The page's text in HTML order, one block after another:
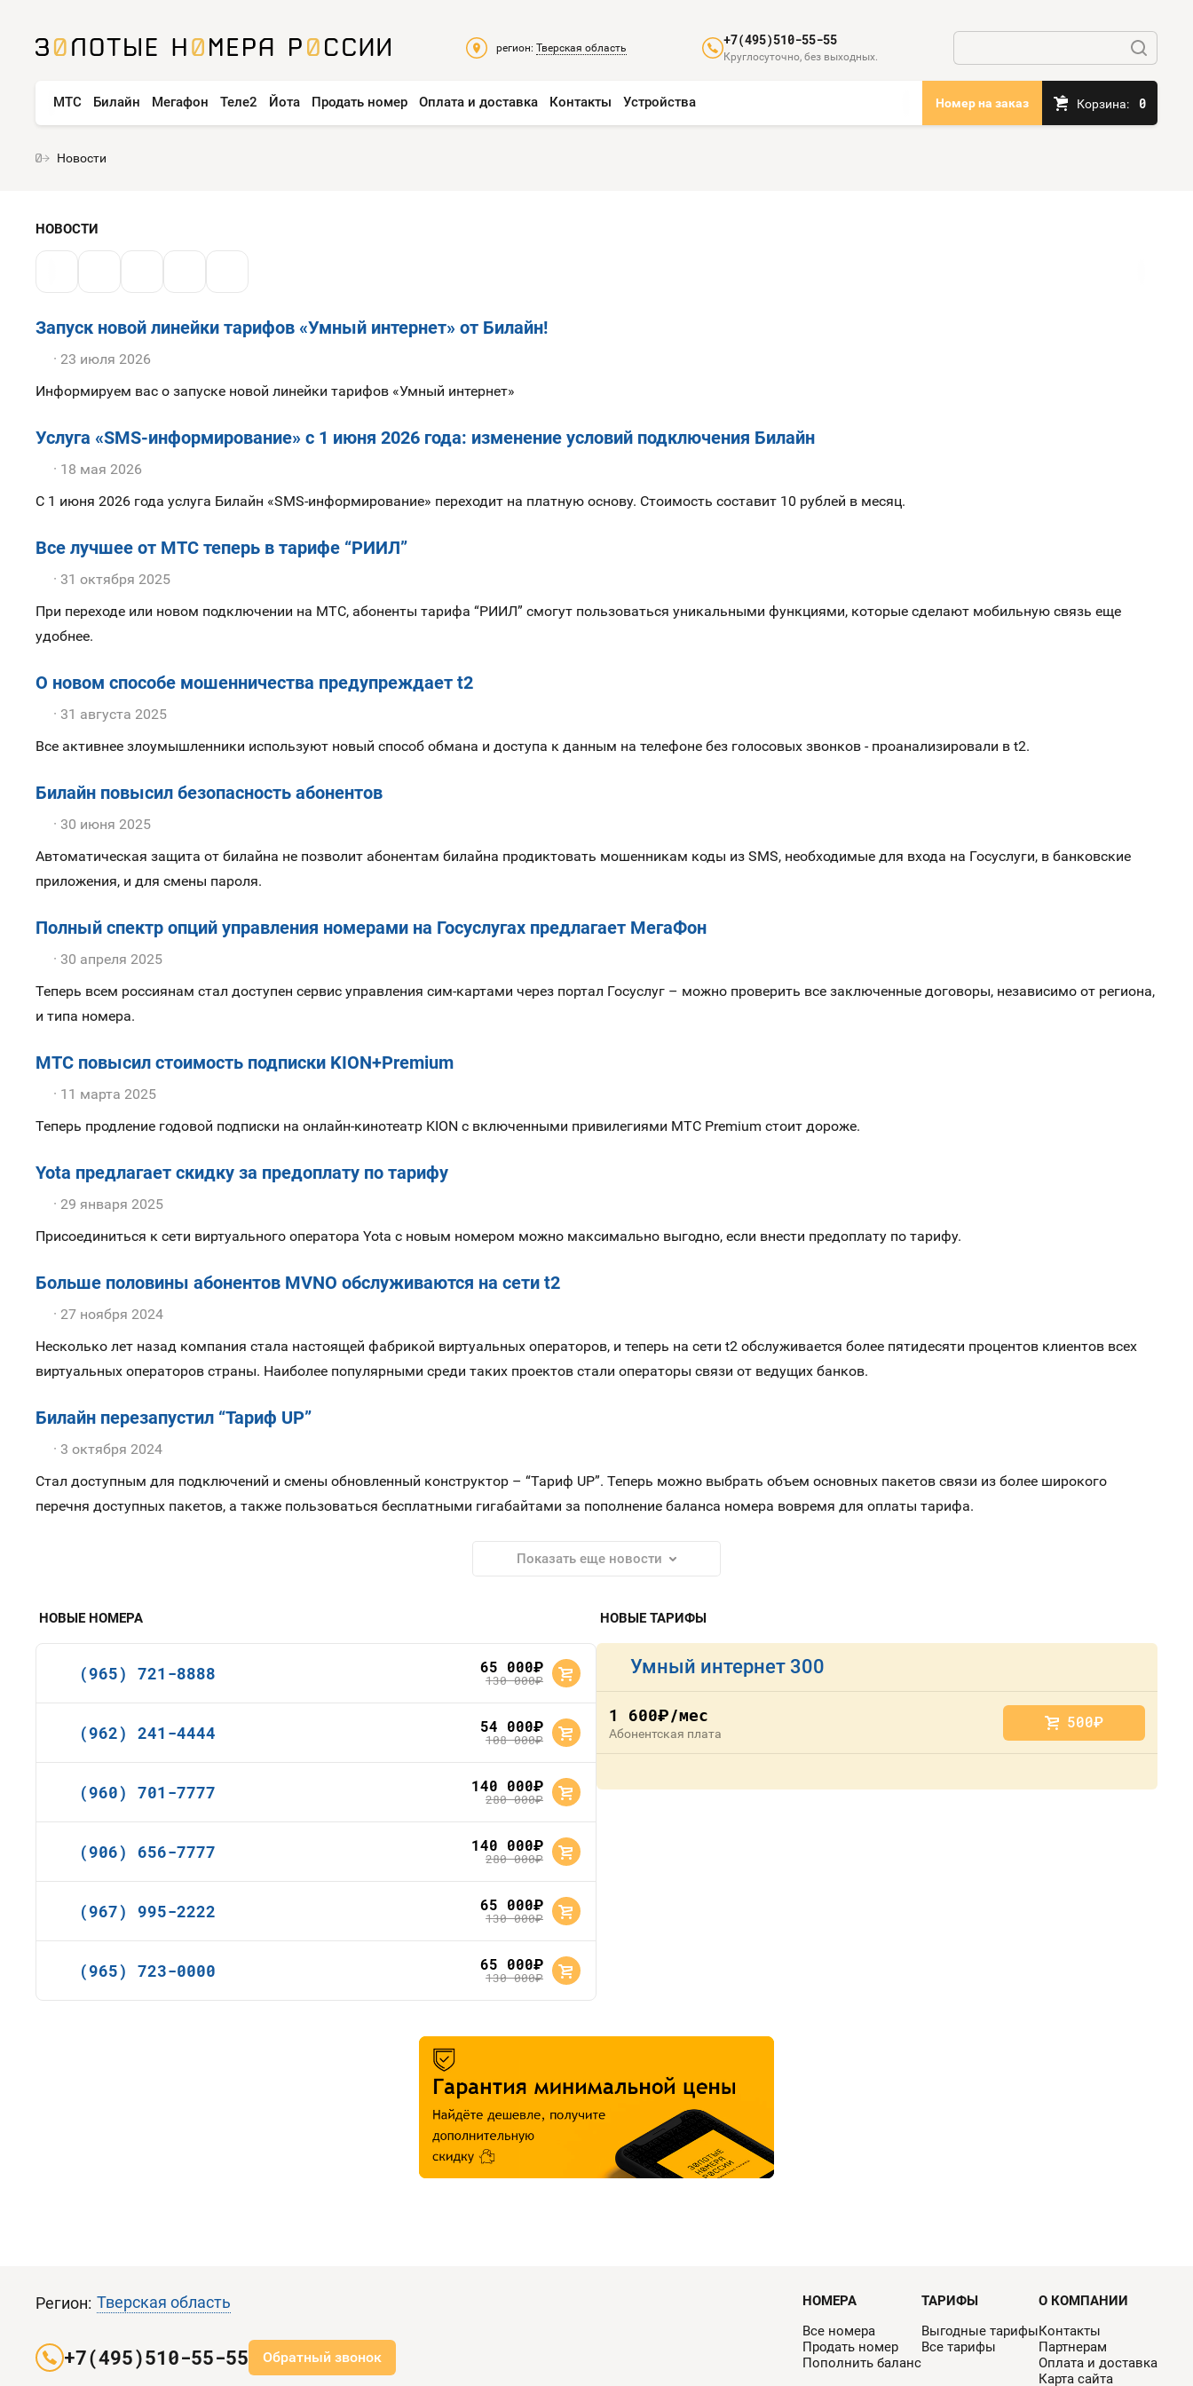
регион: Тверская область +7(495)510-55-55
Круглосуточно, без выходных.
МТС Билайн Мегафон Теле2 Йота Продать номер Оплата и доставка Контакты Устройства Номер на заказ Корзина: 0
Новости
НОВОСТИ
Запуск новой линейки тарифов «Умный интернет» от Билайн!
23 июля 2026
Информируем вас о запуске новой линейки тарифов «Умный интернет»
Услуга «SMS-информирование» с 1 июня 2026 года: изменение условий подключения Билайн
18 мая 2026
С 1 июня 2026 года услуга Билайн «SMS-информирование» переходит на платную основу. Стоимость составит 10 рублей в месяц.
Все лучшее от МТС теперь в тарифе “РИИЛ”
31 октября 2025
При переходе или новом подключении на МТС, абоненты тарифа “РИИЛ” смогут пользоваться уникальными функциями, которые сделают мобильную связь еще
удобнее.
О новом способе мошенничества предупреждает t2
31 августа 2025
Все активнее злоумышленники используют новый способ обмана и доступа к данным на телефоне без голосовых звонков - проанализировали в t2.
Билайн повысил безопасность абонентов
30 июня 2025
Автоматическая защита от билайна не позволит абонентам билайна продиктовать мошенникам коды из SMS, необходимые для входа на Госуслуги, в банковские
приложения, и для смены пароля.
Полный спектр опций управления номерами на Госуслугах предлагает МегаФон
30 апреля 2025
Теперь всем россиянам стал доступен сервис управления сим-картами через портал Госуслуг – можно проверить все заключенные договоры, независимо от региона,
и типа номера.
МТС повысил стоимость подписки KION+Premium
11 марта 2025
Теперь продление годовой подписки на онлайн-кинотеатр KION с включенными привилегиями МТС Premium стоит дороже.
Yota предлагает скидку за предоплату по тарифу
29 января 2025
Присоединиться к сети виртуального оператора Yota с новым номером можно максимально выгодно, если внести предоплату по тарифу.
Больше половины абонентов MVNO обслуживаются на сети t2
27 ноября 2024
Несколько лет назад компания стала настоящей фабрикой виртуальных операторов, и теперь на сети t2 обслуживается более пятидесяти процентов клиентов всех
виртуальных операторов страны. Наиболее популярными среди таких проектов стали операторы связи от ведущих банков.
Билайн перезапустил “Тариф UP”
3 октября 2024
Стал доступным для подключений и смены обновленный конструктор – “Тариф UP”. Теперь можно выбрать объем основных пакетов связи из более широкого
перечня доступных пакетов, а также пользоваться бесплатными гигабайтами за пополнение баланса номера вовремя для оплаты тарифа.
Показать еще новости
НОВЫЕ НОМЕРА
(965) 721-8888 65 000руб.
130 000руб.
(962) 241-4444 54 000руб.
108 000руб.
(960) 701-7777 140 000руб.
280 000руб.
(906) 656-7777 140 000руб.
280 000руб.
(967) 995-2222 65 000руб.
130 000руб.
(965) 723-0000 65 000руб.
130 000руб.
НОВЫЕ ТАРИФЫ
Умный интернет 300
1 600руб./мес
Абонентская плата
500руб.
НОМЕРА
Все номера
Продать номер
Пополнить баланс
ТАРИФЫ
Выгодные тарифы
Все тарифы
О КОМПАНИИ
Контакты
Партнерам
Оплата и доставка
Карта сайта
Регион: Тверская область
+7(495)510-55-55 Обратный звонок